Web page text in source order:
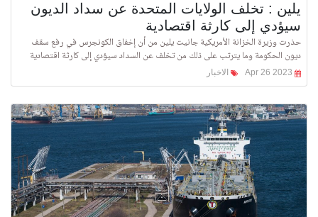
يلين : تخلف الولايات المتحدة عن سداد الديون
سيؤدي إلى كارثة اقتصادية
حذرت وزيرة الخزانة الأمريكية جانيت يلين من أن إخفاق الكونجرس في رفع سقف
ديون الحكومة وما يترتب على ذلك من تخلف عن السداد سيؤدي إلى كارثة اقتصادية
الاخبار